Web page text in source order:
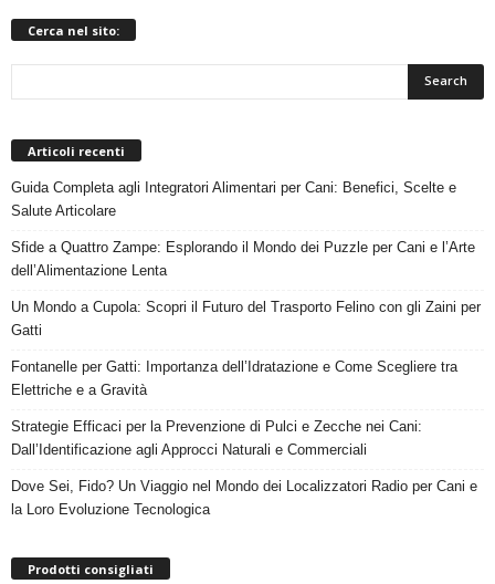
Cerca nel sito:
Articoli recenti
Guida Completa agli Integratori Alimentari per Cani: Benefici, Scelte e
Salute Articolare
Sfide a Quattro Zampe: Esplorando il Mondo dei Puzzle per Cani e l’Arte
dell’Alimentazione Lenta
Un Mondo a Cupola: Scopri il Futuro del Trasporto Felino con gli Zaini per
Gatti
Fontanelle per Gatti: Importanza dell’Idratazione e Come Scegliere tra
Elettriche e a Gravità
Strategie Efficaci per la Prevenzione di Pulci e Zecche nei Cani:
Dall’Identificazione agli Approcci Naturali e Commerciali
Dove Sei, Fido? Un Viaggio nel Mondo dei Localizzatori Radio per Cani e
la Loro Evoluzione Tecnologica
Prodotti consigliati